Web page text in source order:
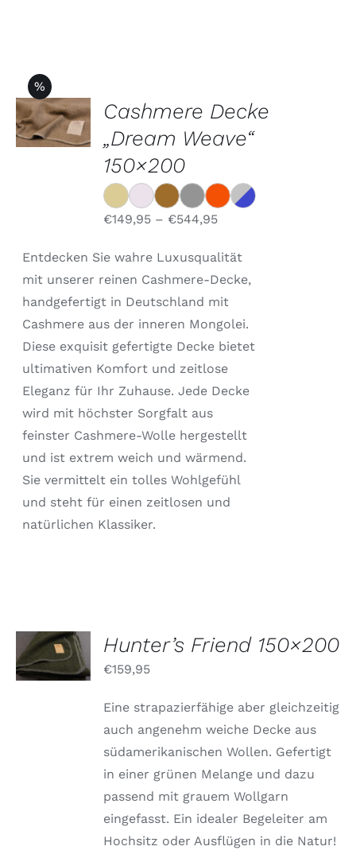
%
OPTIONEN
WÄHLEN
DIESES
PRODUKT
VARIANTEN
KÖNNEN
DER
PRODUKTSEITE
GEWÄHLT
WERDEN
/
DETAILS
Cashmere Decke
„Dream Weave“
150×200
€149,95 – €544,95
Entdecken Sie wahre Luxusqualität
mit unserer reinen Cashmere-Decke,
handgefertigt in Deutschland mit
Cashmere aus der inneren Mongolei.
Diese exquisit gefertigte Decke bietet
ultimativen Komfort und zeitlose
Eleganz für Ihr Zuhause. Jede Decke
wird mit höchster Sorgfalt aus
feinster Cashmere-Wolle hergestellt
und ist extrem weich und wärmend.
Sie vermittelt ein tolles Wohlgefühl
und steht für einen zeitlosen und
natürlichen Klassiker.
OPTIONEN
WÄHLEN
DETAILS
Hunter’s Friend 150×200
€159,95
Eine strapazierfähige aber gleichzeitig
auch angenehm weiche Decke aus
südamerikanischen Wollen. Gefertigt
in einer grünen Melange und dazu
passend mit grauem Wollgarn
eingefasst. Ein idealer Begeleiter am
Hochsitz oder Ausflügen in die Natur!